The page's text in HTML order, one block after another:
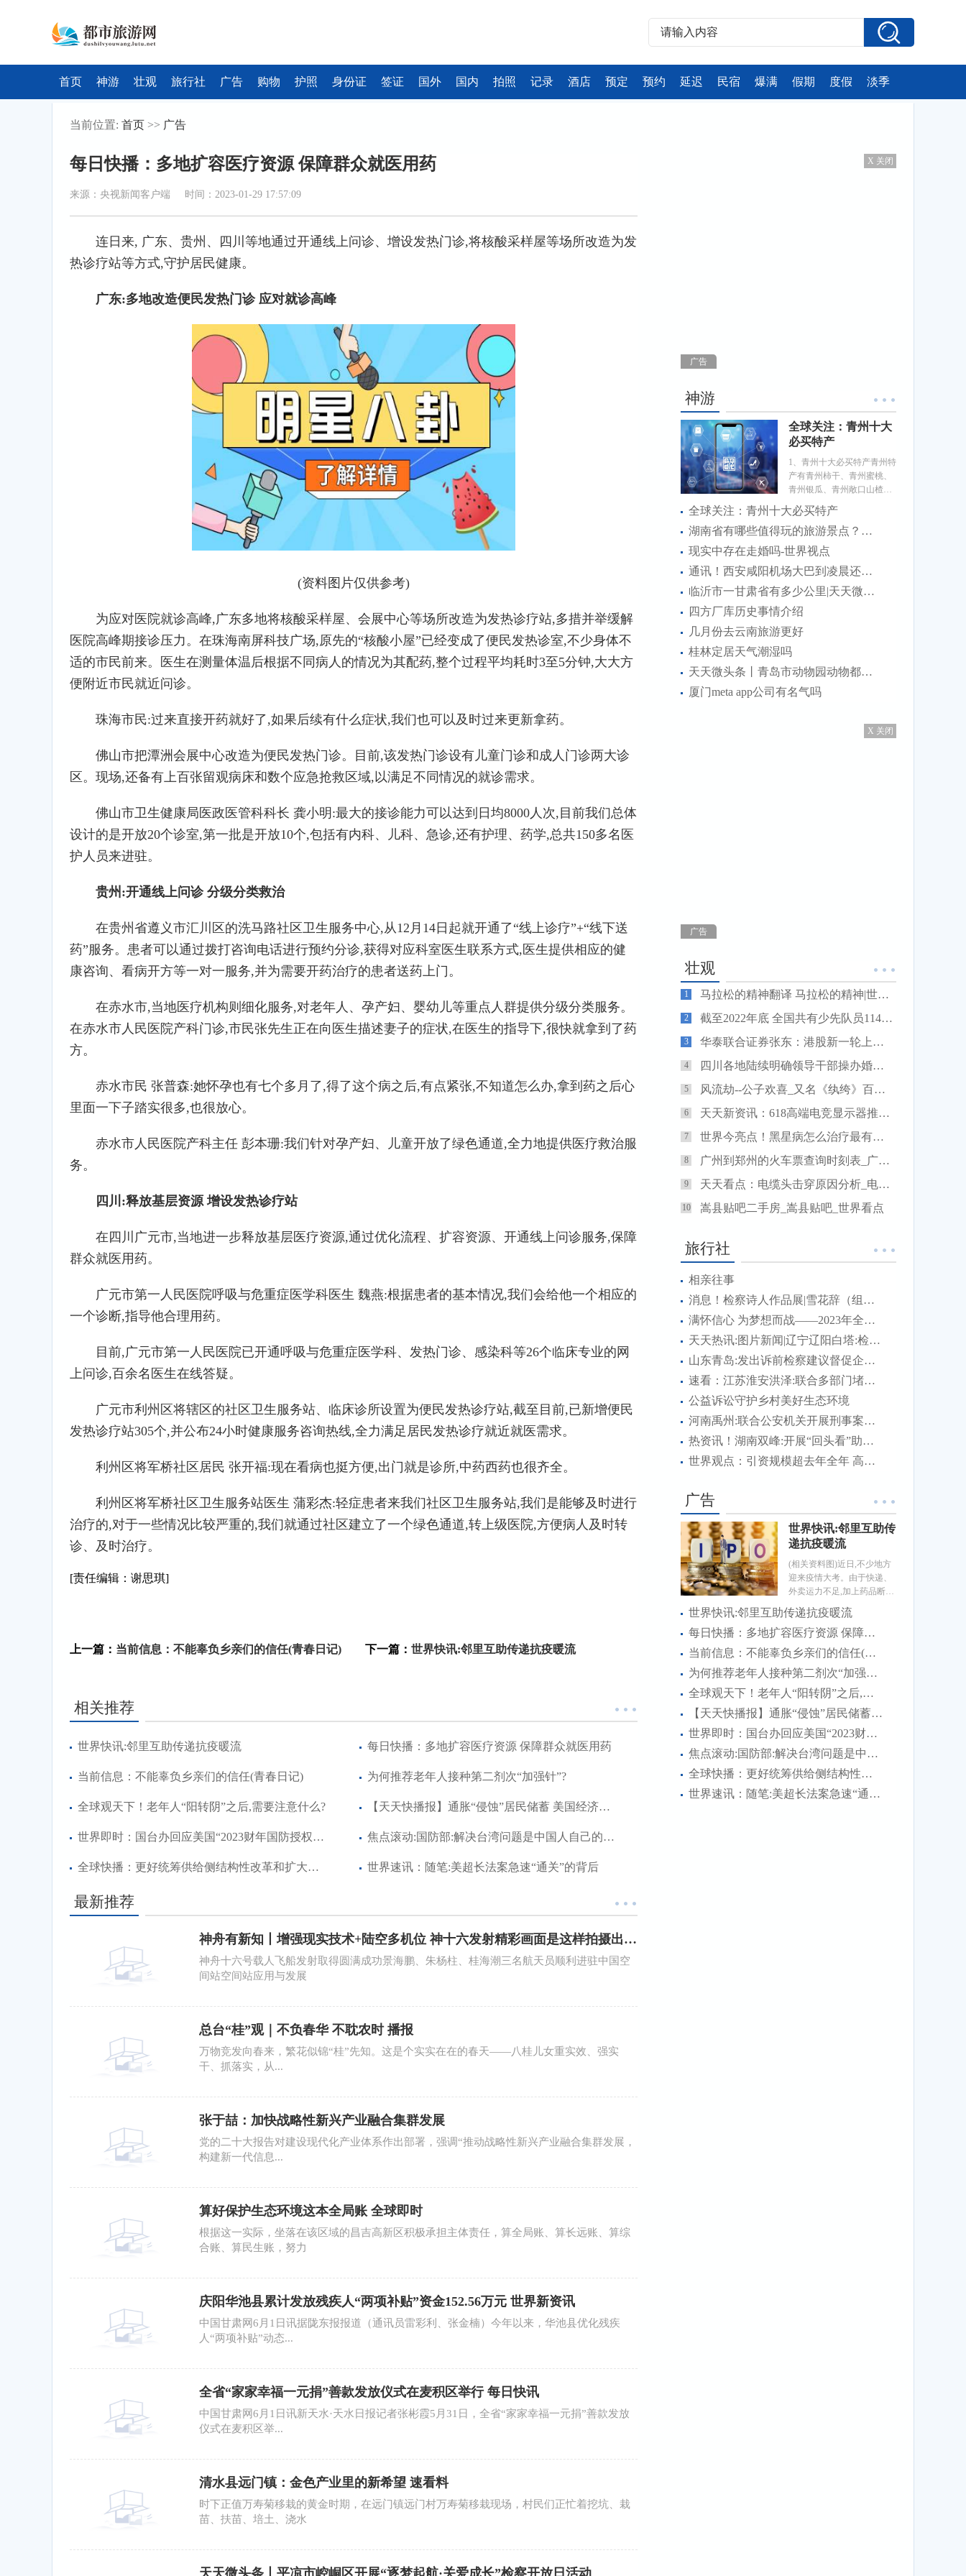
首页 神游 壮观 旅行社 广告 购物 护照 身份证 签证 国外 国内 拍照 记录 酒店 预定 预约 延迟 民宿 爆满 假期 度假 淡季
当前位置: 首页 >> 广告
每日快播：多地扩容医疗资源 保障群众就医用药
来源：央视新闻客户端 时间：2023-01-29 17:57:09
连日来, 广东、贵州、四川等地通过开通线上问诊、增设发热门诊,将核酸采样屋等场所改造为发
热诊疗站等方式,守护居民健康。
广东:多地改造便民发热门诊 应对就诊高峰
(资料图片仅供参考)
为应对医院就诊高峰,广东多地将核酸采样屋、会展中心等场所改造为发热诊疗站,多措并举缓解
医院高峰期接诊压力。在珠海南屏科技广场,原先的“核酸小屋”已经变成了便民发热诊室,不少身体不
适的市民前来。医生在测量体温后根据不同病人的情况为其配药,整个过程平均耗时3至5分钟,大大方
便附近市民就近问诊。
珠海市民:过来直接开药就好了,如果后续有什么症状,我们也可以及时过来更新拿药。
佛山市把潭洲会展中心改造为便民发热门诊。目前,该发热门诊设有儿童门诊和成人门诊两大诊
区。现场,还备有上百张留观病床和数个应急抢救区域,以满足不同情况的就诊需求。
佛山市卫生健康局医政医管科科长 龚小明:最大的接诊能力可以达到日均8000人次,目前我们总体
设计的是开放20个诊室,第一批是开放10个,包括有内科、儿科、急诊,还有护理、药学,总共150多名医
护人员来进驻。
贵州:开通线上问诊 分级分类救治
在贵州省遵义市汇川区的洗马路社区卫生服务中心,从12月14日起就开通了“线上诊疗”+“线下送
药”服务。患者可以通过拨打咨询电话进行预约分诊,获得对应科室医生联系方式,医生提供相应的健
康咨询、看病开方等一对一服务,并为需要开药治疗的患者送药上门。
在赤水市,当地医疗机构则细化服务,对老年人、孕产妇、婴幼儿等重点人群提供分级分类服务。
在赤水市人民医院产科门诊,市民张先生正在向医生描述妻子的症状,在医生的指导下,很快就拿到了药
方。
赤水市民 张普森:她怀孕也有七个多月了,得了这个病之后,有点紧张,不知道怎么办,拿到药之后心
里面一下子踏实很多,也很放心。
赤水市人民医院产科主任 彭本珊:我们针对孕产妇、儿童开放了绿色通道,全力地提供医疗救治服
务。
四川:释放基层资源 增设发热诊疗站
在四川广元市,当地进一步释放基层医疗资源,通过优化流程、扩容资源、开通线上问诊服务,保障
群众就医用药。
广元市第一人民医院呼吸与危重症医学科医生 魏燕:根据患者的基本情况,我们会给他一个相应的
一个诊断,指导他合理用药。
目前,广元市第一人民医院已开通呼吸与危重症医学科、发热门诊、感染科等26个临床专业的网
上问诊,百余名医生在线答疑。
广元市利州区将辖区的社区卫生服务站、临床诊所设置为便民发热诊疗站,截至目前,已新增便民
发热诊疗站305个,并公布24小时健康服务咨询热线,全力满足居民发热诊疗就近就医需求。
利州区将军桥社区居民 张开福:现在看病也挺方便,出门就是诊所,中药西药也很齐全。
利州区将军桥社区卫生服务站医生 蒲彩杰:轻症患者来我们社区卫生服务站,我们是能够及时进行
治疗的,对于一些情况比较严重的,我们就通过社区建立了一个绿色通道,转上级医院,方便病人及时转
诊、及时治疗。
[责任编辑：谢思琪]
上一篇： 当前信息：不能辜负乡亲们的信任(青春日记) 下一篇： 世界快讯:邻里互助传递抗疫暖流
相关推荐
世界快讯:邻里互助传递抗疫暖流 每日快播：多地扩容医疗资源 保障群众就医用药
当前信息：不能辜负乡亲们的信任(青春日记) 为何推荐老年人接种第二剂次“加强针”?
全球观天下！老年人“阳转阴”之后,需要注意什么? 【天天快播报】通胀“侵蚀”居民储蓄 美国经济再遇“逆风”
世界即时：国台办回应美国“2023财年国防授权法案”:强烈不满、坚决反对 焦点滚动:国防部:解决台湾问题是中国人自己的事 美方无权说三道四
全球快播：更好统筹供给侧结构性改革和扩大内需——学习领会“六个更好统筹”之三 世界速讯：随笔:美超长法案急速“通关”的背后
最新推荐
神舟有新知丨增强现实技术+陆空多机位 神十六发射精彩画面是这样拍摄出来
的|快播报
神舟十六号载人飞船发射取得圆满成功景海鹏、朱杨柱、桂海潮三名航天员顺利进驻中国空
间站空间站应用与发展
总台“桂”观｜不负春华 不耽农时 播报
​万物竞发向春来，繁花似锦“桂”先知。这是个实实在在的春天——八桂儿女重实效、强实
干、抓落实，从...
张于喆：加快战略性新兴产业融合集群发展
党的二十大报告对建设现代化产业体系作出部署，强调“推动战略性新兴产业融合集群发展，
构建新一代信息...
算好保护生态环境这本全局账 全球即时
根据这一实际，坐落在该区域的昌吉高新区积极承担主体责任，算全局账、算长远账、算综
合账、算民生账，努力
庆阳华池县累计发放残疾人“两项补贴”资金152.56万元 世界新资讯
中国甘肃网6月1日讯据陇东报报道（通讯员雷彩利、张金楠）今年以来，华池县优化残疾
人“两项补贴”动态...
全省“家家幸福一元捐”善款发放仪式在麦积区举行 每日快讯
中国甘肃网6月1日讯新天水·天水日报记者张彬霞5月31日，全省“家家幸福一元捐”善款发放
仪式在麦积区举...
清水县远门镇：金色产业里的新希望 速看料
时下正值万寿菊移栽的黄金时期，在远门镇远门村万寿菊移栽现场，村民们正忙着挖坑、栽
苗、扶苗、培土、浇水
天天微头条丨平凉市崆峒区开展“逐梦起航·关爱成长”检察开放日活动
广告
X 关闭
神游
全球关注：青州十大
必买特产
1、青州十大必买特产青州特
产有青州柿干、青州蜜桃、
青州银瓜、青州敞口山楂
等。青州位于山东省，优质
的地
全球关注：青州十大必买特产
湖南省有哪些值得玩的旅游景点？门票分别是多少 焦点速讯
现实中存在走婚吗-世界视点
通讯！西安咸阳机场大巴到凌晨还有么
临沂市一甘肃省有多少公里|天天微头条
四方厂库历史事情介绍
几月份去云南旅游更好
桂林定居天气潮湿吗
天天微头条丨青岛市动物园动物都搬走了吗
厦门meta app公司有名气吗
广告
X 关闭
壮观
1 马拉松的精神翻译 马拉松的精神|世界速读
2 截至2022年底 全国共有少先队员11467.1万名 全球新资讯
3 华泰联合证券张东：港股新一轮上市改革将激发科技企业上市热潮-天天看热讯
4 四川各地陆续明确领导干部操办婚丧喜庆事宜具体标准 遏制大操大办 弘扬节俭新风
5 风流劫--公子欢喜_又名《纨绔》百度云_纨绔_风流劫公子欢喜
6 天天新资讯：618高端电竞显示器推荐：联想W2729SHL值得入手
7 世界今亮点！黑星病怎么治疗最有效_黑星龙珠
8 广州到郑州的火车票查询时刻表_广州到郑州的火车票
9 天天看点：电缆头击穿原因分析_电缆头
10 嵩县贴吧二手房_嵩县贴吧_世界看点
旅行社
相亲往事
消息！检察诗人作品展|雪花辞（组诗）
满怀信心 为梦想而战——2023年全国硕士研究生招生考试首日见闻
天天热讯:图片新闻|辽宁辽阳白塔:检察官、国家三级心理咨询师为涉案未成年被害人及其家长进行心理疏导
山东青岛:发出诉前检察建议督促企业及时消除消防隐患
速看：江苏淮安洪泽:联合多部门堵住管理漏洞维护道路交通安全
公益诉讼守护乡村美好生态环境
河南禹州:联合公安机关开展刑事案件诉前财产调查
热资讯！湖南双峰:开展“回头看”助推检察建议落地见效
世界观点：引资规模超去年全年 高质量发展成色足——透视中国前11个月吸引外资成绩单
广告
世界快讯:邻里互助传
递抗疫暖流
(相关资料图)近日,不少地方
迎来疫情大考。由于快递、
外卖运力不足,加上药品断
货、抗原检测试剂脱销等,
不...
世界快讯:邻里互助传递抗疫暖流
每日快播：多地扩容医疗资源 保障群众就医用药
当前信息：不能辜负乡亲们的信任(青春日记)
为何推荐老年人接种第二剂次“加强针”?
全球观天下！老年人“阳转阴”之后,需要注意什么?
【天天快播报】通胀“侵蚀”居民储蓄 美国经济再遇“逆风”
世界即时：国台办回应美国“2023财年国防授权法案”:强烈不满、坚决反对
焦点滚动:国防部:解决台湾问题是中国人自己的事 美方无权说三道四
全球快播：更好统筹供给侧结构性改革和扩大内需——学习领会“六个更好统筹”之三
世界速讯：随笔:美超长法案急速“通关”的背后